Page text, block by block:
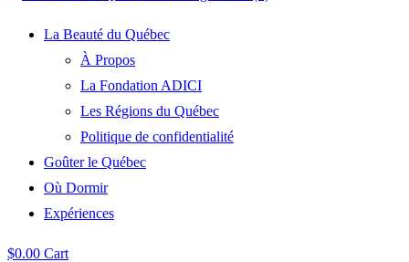
La Beauté du Québec
À Propos
La Fondation ADICI
Les Régions du Québec
Politique de confidentialité
Goûter le Québec
Où Dormir
Expériences
$0.00 Cart